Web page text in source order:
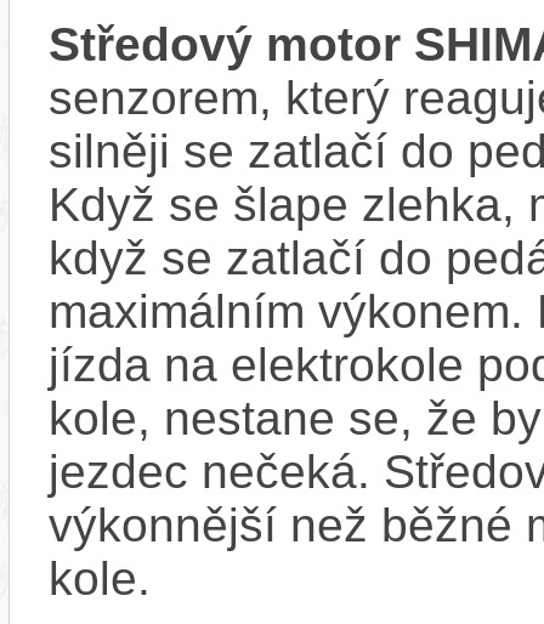
Středový motor
senzorem, který
silněji se zatlačí do
Když se šlape zlehka,
když se zatlačí do
maximálním
jízda na elektrokole
kole, nestane se, že
jezdec nečeká.
výkonnější než běžné
kole.